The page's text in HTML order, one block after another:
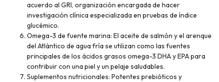
acuerdo al GRI, organización encargada de hacer
investigación clínica especializada en pruebas de índice
glucémico.
Omega-3 de fuente marina: El aceite de salmón y el arenque
del Atlántico de agua fría se utilizan como las fuentes
principales de los ácidos grasos omega-3 DHA y EPA para
contribuir con una piel y un pelaje saludables.
Suplementos nutricionales: Potentes prebióticos y